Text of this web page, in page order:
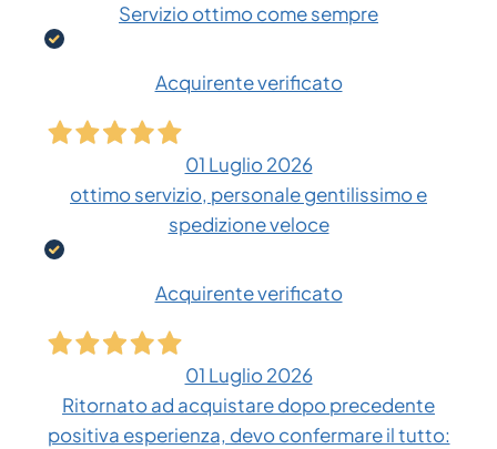
Servizio ottimo come sempre
Acquirente verificato
01 Luglio 2026
ottimo servizio, personale gentilissimo e
spedizione veloce
Acquirente verificato
01 Luglio 2026
Ritornato ad acquistare dopo precedente
positiva esperienza, devo confermare il tutto: